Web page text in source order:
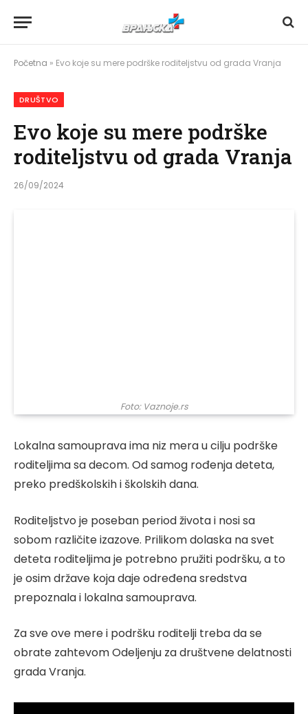
Početna » Evo koje su mere podrške roditeljstvu od grada Vranja
DRUŠTVO
Evo koje su mere podrške
roditeljstvu od grada Vranja
26/09/2024
Foto: Vaznoje.rs
Lokalna samouprava ima niz mera u cilju podrške
roditeljima sa decom. Od samog rođenja deteta,
preko predškolskih i školskih dana.
Roditeljstvo je poseban period života i nosi sa
sobom različite izazove. Prilikom dolaska na svet
deteta roditeljima je potrebno pružiti podršku, a to
je osim države koja daje određena sredstva
prepoznala i lokalna samouprava.
Za sve ove mere i podršku roditelji treba da se
obrate zahtevom Odeljenju za društvene delatnosti
grada Vranja.